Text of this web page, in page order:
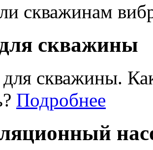
скважинам
скважины
скважины.
Подробнее